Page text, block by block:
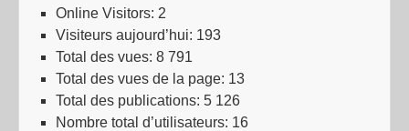
Online Visitors: 2
Visiteurs aujourd’hui: 193
Total des vues: 8 791
Total des vues de la page: 13
Total des publications: 5 126
Nombre total d’utilisateurs: 16